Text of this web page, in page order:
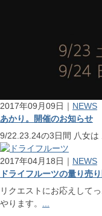
2017年09月09日｜ NEWS
あかり。開催のお知らせ
9/22.23.24の3日間 八女は
2017年04月18日｜ NEWS
ドライフルーツの量り売
リクエストにお応えして
やります。